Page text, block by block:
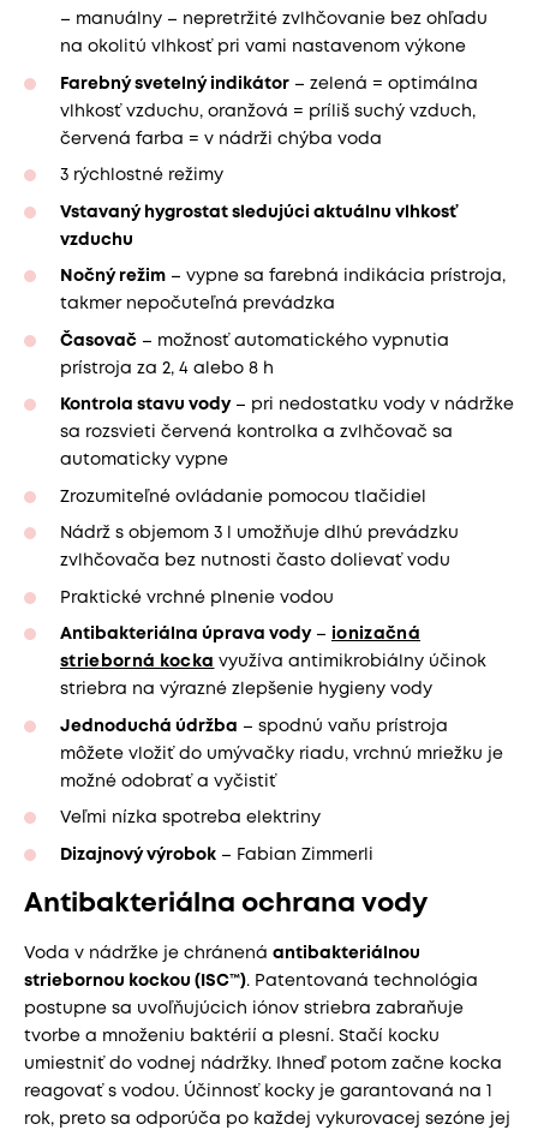
– manuálny – nepretržité zvlhčovanie bez ohľadu
na okolitú vlhkosť pri vami nastavenom výkone
Farebný svetelný indikátor – zelená = optimálna
vlhkosť vzduchu, oranžová = príliš suchý vzduch,
červená farba = v nádrži chýba voda
3 rýchlostné režimy
Vstavaný hygrostat sledujúci aktuálnu vlhkosť
vzduchu
Nočný režim – vypne sa farebná indikácia prístroja,
takmer nepočuteľná prevádzka
Časovač – možnosť automatického vypnutia
prístroja za 2, 4 alebo 8 h
Kontrola stavu vody– pri nedostatku vody v nádržke
sa rozsvieti červená kontrolka a zvlhčovač sa
automaticky vypne
Zrozumiteľné ovládanie pomocou tlačidiel
Nádrž s objemom 3 l umožňuje dlhú prevádzku
zvlhčovača bez nutnosti často dolievať vodu
Praktické vrchné plnenie vodou
Antibakteriálna úprava vody– ionizačná
strieborná kocka využíva antimikrobiálny účinok
striebra na výrazné zlepšenie hygieny vody
Jednoduchá údržba – spodnú vaňu prístroja
môžete vložiť do umývačky riadu, vrchnú mriežku je
možné odobrať a vyčistiť
Veľmi nízka spotreba elektriny
Dizajnový výrobok – Fabian Zimmerli
Antibakteriálna ochrana vody
Voda v nádržke je chránená antibakteriálnou
striebornou kockou (ISC™). Patentovaná technológia
postupne sa uvoľňujúcich iónov striebra zabraňuje
tvorbe a množeniu baktérií a plesní. Stačí kocku
umiestniť do vodnej nádržky. Ihneď potom začne kocka
reagovať s vodou. Účinnosť kocky je garantovaná na 1
rok, preto sa odporúča po každej vykurovacej sezóne jej